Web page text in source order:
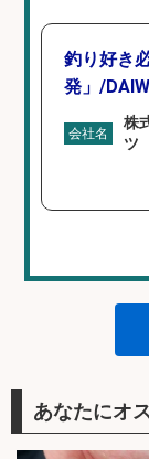
釣り好き
発」/
会社名
株
ツ
あなたにオ